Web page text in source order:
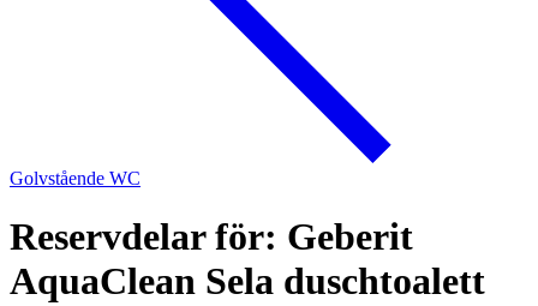
Golvstående WC
Reservdelar för: Geberit
AquaClean Sela duschtoalett